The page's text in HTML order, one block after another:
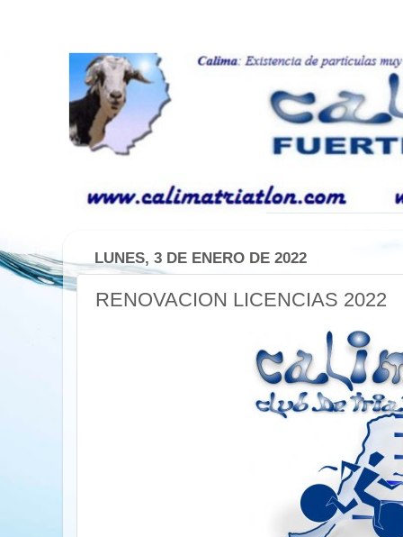
LUNES, 3 DE ENERO DE 2022
RENOVACION LICENCIAS 2022